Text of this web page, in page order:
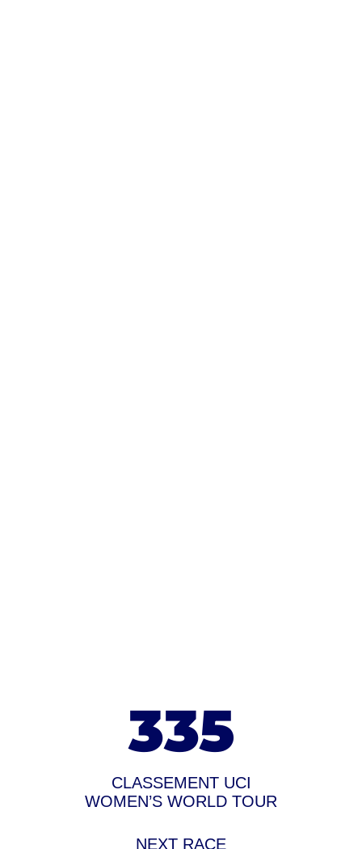
335
CLASSEMENT UCI
WOMEN’S WORLD TOUR
NEXT RACE